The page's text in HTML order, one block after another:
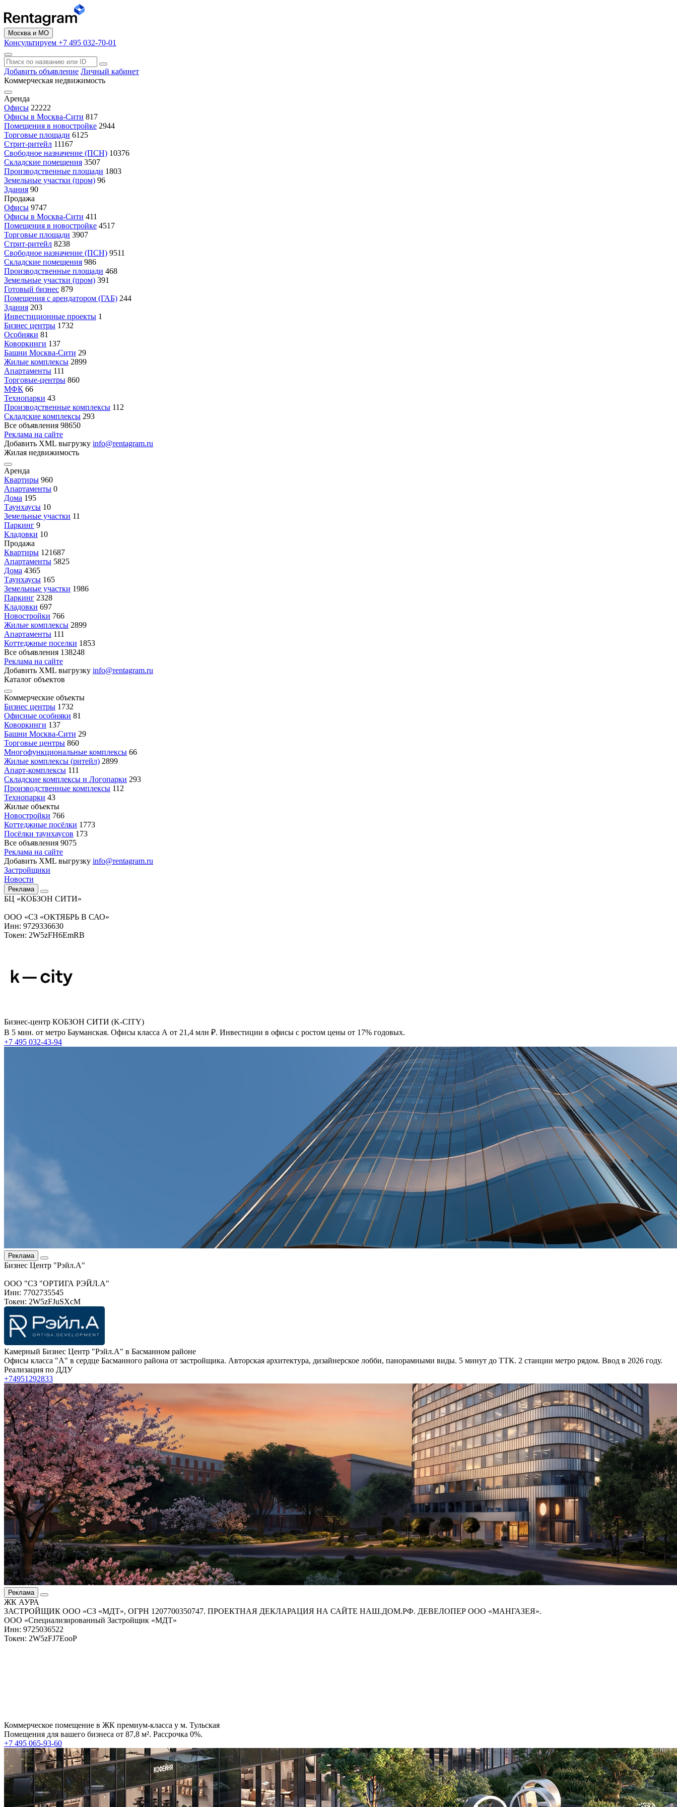
Москва и МО
Консультируем +7 495 032-70-01
Добавить объявление Личный кабинет
Коммерческая недвижимость
Аренда
Офисы 22222
Офисы в Москва-Сити 817
Помещения в новостройке 2944
Торговые площади 6125
Стрит-ритейл 11167
Свободное назначение (ПСН) 10376
Складские помещения 3507
Производственные площади 1803
Земельные участки (пром) 96
Здания 90
Продажа
Офисы 9747
Офисы в Москва-Сити 411
Помещения в новостройке 4517
Торговые площади 3907
Стрит-ритейл 8238
Свободное назначение (ПСН) 9511
Складские помещения 986
Производственные площади 468
Земельные участки (пром) 391
Готовый бизнес 879
Помещения с арендатором (ГАБ) 244
Здания 203
Инвестиционные проекты 1
Бизнес центры 1732
Особняки 81
Коворкинги 137
Башни Москва-Сити 29
Жилые комплексы 2899
Апартаменты 111
Торговые-центры 860
МФК 66
Технопарки 43
Производственные комплексы 112
Складские комплексы 293
Все объявления 98650
Реклама на сайте
Добавить XML выгрузку info@rentagram.ru
Жилая недвижимость
Аренда
Квартиры 960
Апартаменты 0
Дома 195
Таунхаусы 10
Земельные участки 11
Паркинг 9
Кладовки 10
Продажа
Квартиры 121687
Апартаменты 5825
Дома 4365
Таунхаусы 165
Земельные участки 1986
Паркинг 2328
Кладовки 697
Новостройки 766
Жилые комплексы 2899
Апартаменты 111
Коттеджные поселки 1853
Все объявления 138248
Реклама на сайте
Добавить XML выгрузку info@rentagram.ru
Каталог объектов
Коммерческие объекты
Бизнес центры 1732
Офисные особняки 81
Коворкинги 137
Башни Москва-Сити 29
Торговые центры 860
Многофункциональные комплексы 66
Жилые комплексы (ритейл) 2899
Апарт-комплексы 111
Складские комплексы и Логопарки 293
Производственные комплексы 112
Технопарки 43
Жилые объекты
Новостройки 766
Коттеджные посёлки 1773
Посёлки таунхаусов 173
Все объявления 9075
Реклама на сайте
Добавить XML выгрузку info@rentagram.ru
Застройщики
Новости
Реклама
БЦ «КОБЗОН СИТИ»
ООО «СЗ «ОКТЯБРЬ В САО»
Инн: 9729336630
Токен: 2W5zFH6EmRB
Бизнес-центр КОБЗОН СИТИ (K-CITY)
В 5 мин. от метро Бауманская. Офисы класса А от 21,4 млн ₽. Инвестиции в офисы с ростом цены от 17% годовых.
+7 495 032-43-94
Реклама
Бизнес Центр "Рэйл.А"
ООО "СЗ "ОРТИГА РЭЙЛ.А"
Инн: 7702735545
Токен: 2W5zFJuSXcM
Камерный Бизнес Центр "Рэйл.А" в Басманном районе
Офисы класса "А" в сердце Басманного района от застройщика. Авторская архитектура, дизайнерское лобби, панорамными виды. 5 минут до ТТК. 2 станции метро рядом. Ввод в 2026 году.
Реализация по ДДУ
+74951292833
Реклама
ЖК АУРА
ЗАСТРОЙЩИК ООО «СЗ «МДТ», ОГРН 1207700350747. ПРОЕКТНАЯ ДЕКЛАРАЦИЯ НА САЙТЕ НАШ.ДОМ.РФ. ДЕВЕЛОПЕР ООО «МАНГАЗЕЯ».
ООО «Специализированный Застройщик «МДТ»
Инн: 9725036522
Токен: 2W5zFJ7EooP
Коммерческое помещение в ЖК премиум-класса у м. Тульская
Помещения для вашего бизнеса от 87,8 м². Рассрочка 0%.
+7 495 065-93-60